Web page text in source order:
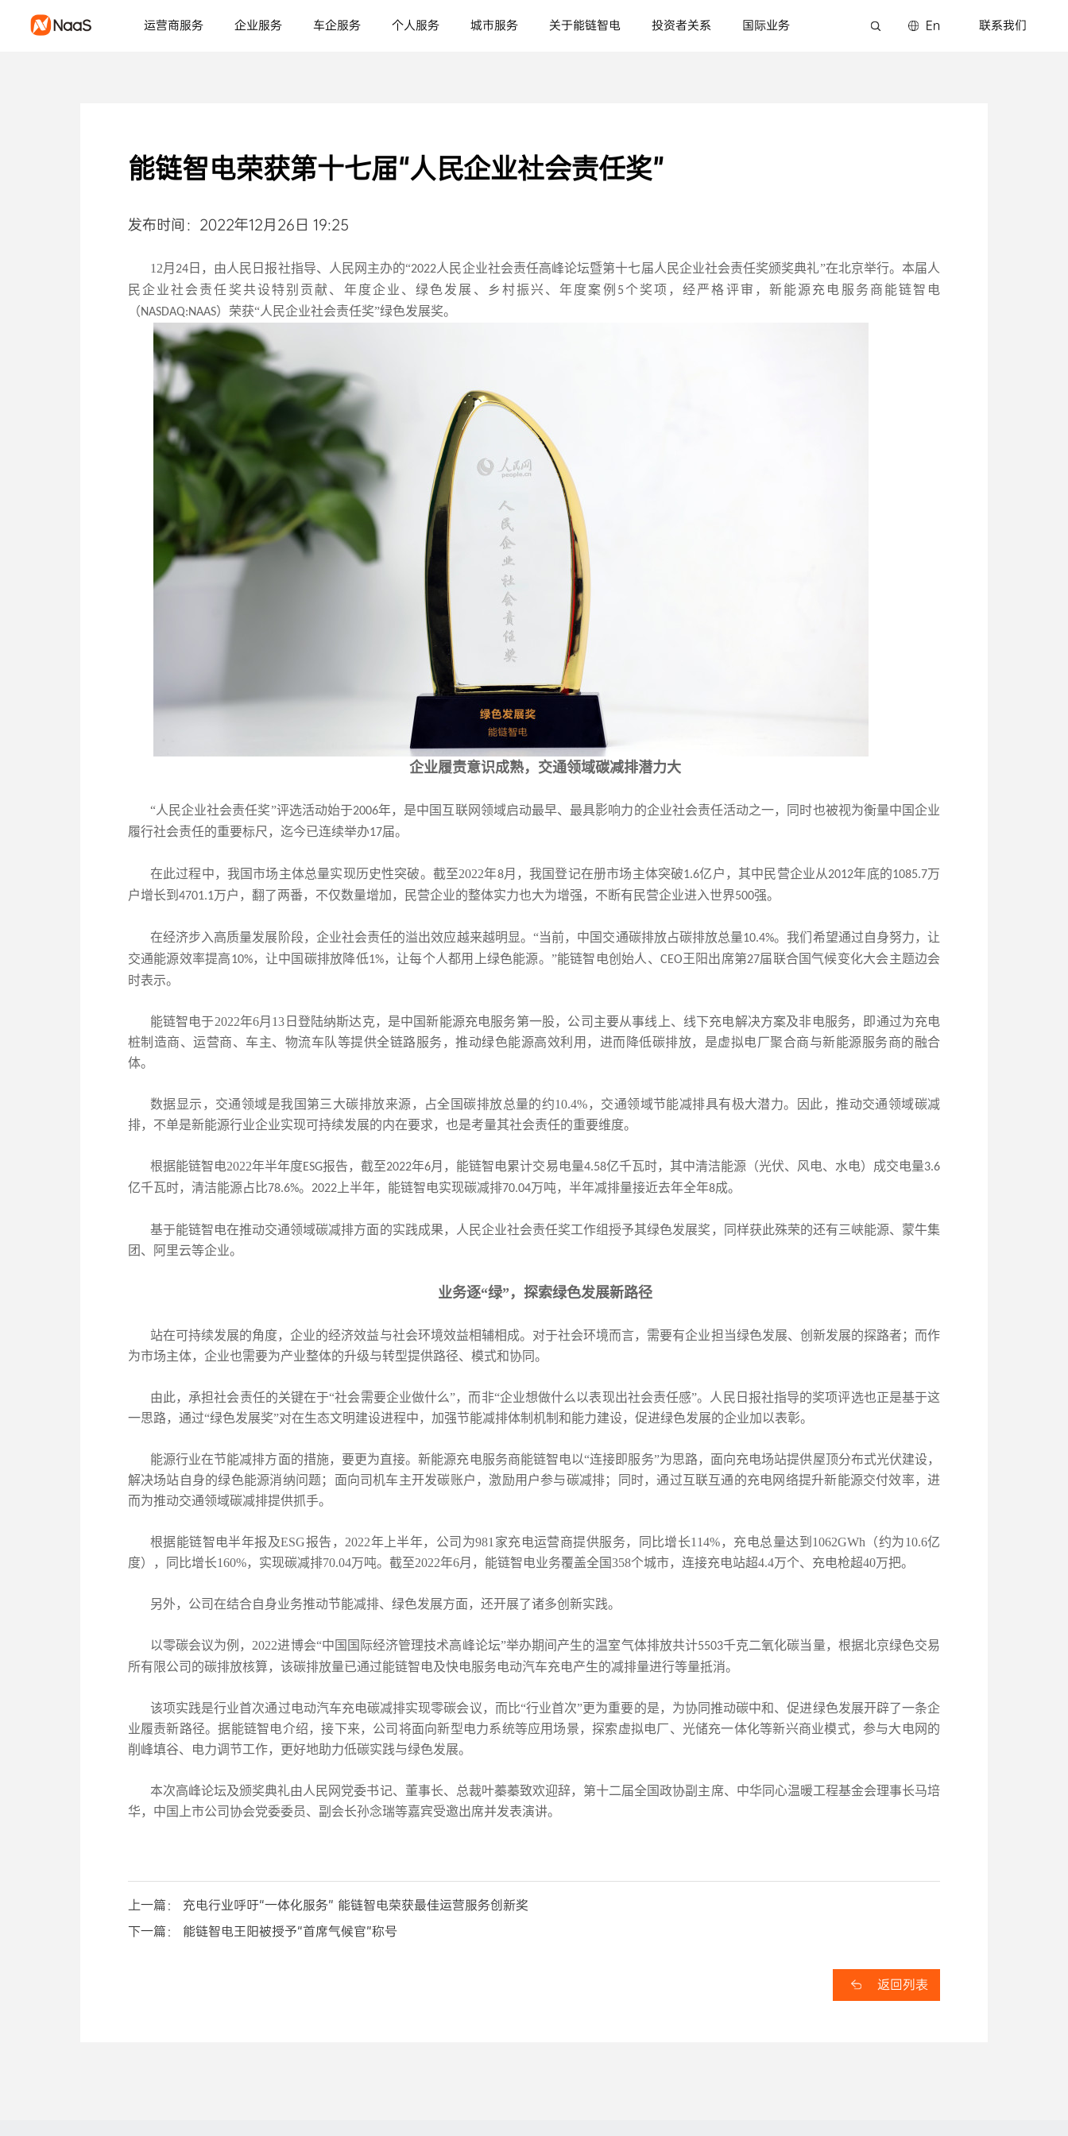
运营商服务 企业服务 车企服务 个人服务 城市服务 关于能链智电 投资者关系 国际业务 En 联系我们
能链智电荣获第十七届“人民企业社会责任奖”
发布时间：2022年12月26日 19:25
12月 24日，由人民日报社指导、人民网主办的“2022人民企业社会责任高峰论坛暨第十七届人民企业社会责任奖颁奖典礼”在北京举行。本届人
民企业社会责任奖共设特别贡献、年度企业、绿色发展、乡村振兴、年度案例 5个奖项，经严格评审，新能源充电服务商能链智电
（NASDAQ:NAAS）荣获“人民企业社会责任奖”绿色发展奖。
企业履责意识成熟，交通领域碳减排潜力大
“人民企业社会责任奖”评选活动始于2006年，是中国互联网领域启动最早、最具影响力的企业社会责任活动之一，同时也被视为衡量中国企业
履行社会责任的重要标尺，迄今已连续举办17届。
在此过程中，我国市场主体总量实现历史性突破。截至2022年8月，我国登记在册市场主体突破1.6亿户，其中民营企业从2012年底的1085.7万
户增长到 4701.1万户，翻了两番，不仅数量增加，民营企业的整体实力也大为增强，不断有民营企业进入世界500强。
在经济步入高质量发展阶段，企业社会责任的溢出效应越来越明显。“当前，中国交通碳排放占碳排放总量10.4%。我们希望通过自身努力，让
交通能源效率提高10%，让中国碳排放降低1%，让每个人都用上绿色能源。”能链智电创始人、 CEO王阳出席第27届联合国气候变化大会主题边会
时表示。
能链智电于2022年6月 13 日登陆纳斯达克，是中国新能源充电服务第一股，公司主要从事线上、线下充电解决方案及非电服务，即通过为充电
桩制造商、运营商、车主、物流车队等提供全链路服务，推动绿色能源高效利用，进而降低碳排放，是虚拟电厂聚合商与新能源服务商的融合
体。
数据显示，交通领域是我国第三大碳排放来源，占全国碳排放总量的约10.4%，交通领域节能减排具有极大潜力。因此，推动交通领域碳减
排，不单是新能源行业企业实现可持续发展的内在要求，也是考量其社会责任的重要维度。
根据能链智电2022年半年度ESG报告，截至2022年6月，能链智电累计交易电量4.58亿千瓦时，其中清洁能源（光伏、风电、水电）成交电量3.6
亿千瓦时，清洁能源占比78.6%。 2022上半年，能链智电实现碳减排70.04万吨，半年减排量接近去年全年8成。
基于能链智电在推动交通领域碳减排方面的实践成果，人民企业社会责任奖工作组授予其绿色发展奖，同样获此殊荣的还有三峡能源、蒙牛集
团、阿里云等企业。
业务逐“绿”，探索绿色发展新路径
站在可持续发展的角度，企业的经济效益与社会环境效益相辅相成。对于社会环境而言，需要有企业担当绿色发展、创新发展的探路者；而作
为市场主体，企业也需要为产业整体的升级与转型提供路径、模式和协同。
由此，承担社会责任的关键在于“社会需要企业做什么”，而非“企业想做什么以表现出社会责任感”。人民日报社指导的奖项评选也正是基于这
一思路，通过“绿色发展奖”对在生态文明建设进程中，加强节能减排体制机制和能力建设，促进绿色发展的企业加以表彰。
能源行业在节能减排方面的措施，要更为直接。新能源充电服务商能链智电以“连接即服务”为思路，面向充电场站提供屋顶分布式光伏建设，
解决场站自身的绿色能源消纳问题；面向司机车主开发碳账户，激励用户参与碳减排；同时，通过互联互通的充电网络提升新能源交付效率，进
而为推动交通领域碳减排提供抓手。
根据能链智电半年报及ESG报告， 2022年上半年，公司为981 家充电运营商提供服务，同比增长114% ，充电总量达到 1062GWh （约为10.6亿
度），同比增长160%，实现碳减排70.04万吨。截至2022年6月，能链智电业务覆盖全国358个城市，连接充电站超4.4万个、充电枪超40万把。
另外，公司在结合自身业务推动节能减排、绿色发展方面，还开展了诸多创新实践。
以零碳会议为例，2022进博会“中国国际经济管理技术高峰论坛”举办期间产生的温室气体排放共计5503千克二氧化碳当量，根据北京绿色交易
所有限公司的碳排放核算，该碳排放量已通过能链智电及快电服务电动汽车充电产生的减排量进行等量抵消。
该项实践是行业首次通过电动汽车充电碳减排实现零碳会议，而比“行业首次”更为重要的是，为协同推动碳中和、促进绿色发展开辟了一条企
业履责新路径。据能链智电介绍，接下来，公司将面向新型电力系统等应用场景，探索虚拟电厂、光储充一体化等新兴商业模式，参与大电网的
削峰填谷、电力调节工作，更好地助力低碳实践与绿色发展。
本次高峰论坛及颁奖典礼由人民网党委书记、董事长、总裁叶蓁蓁致欢迎辞，第十二届全国政协副主席、中华同心温暖工程基金会理事长马培
华，中国上市公司协会党委委员、副会长孙念瑞等嘉宾受邀出席并发表演讲。
上一篇： 充电行业呼吁“一体化服务” 能链智电荣获最佳运营服务创新奖
下一篇： 能链智电王阳被授予“首席气候官”称号
返回列表